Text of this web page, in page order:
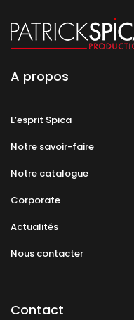
A propos
L’esprit Spica
Notre savoir-faire
Notre catalogue
Corporate
Actualités
Nous contacter
Contact